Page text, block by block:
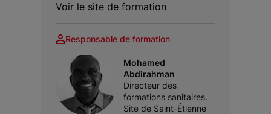
Voir le site de formation
Responsable de formation
Mohamed
Abdirahman
Directeur des
formations sanitaires.
Site de Saint-Étienne